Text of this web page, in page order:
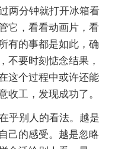
两分钟就打开冰箱看
它，看看动画片，看
有的事都是如此，确
不要时刻惦念结果，
这个过程中或许还能
收工，发现成功了。
乎别人的看法。越是
己的感受。越是忽略